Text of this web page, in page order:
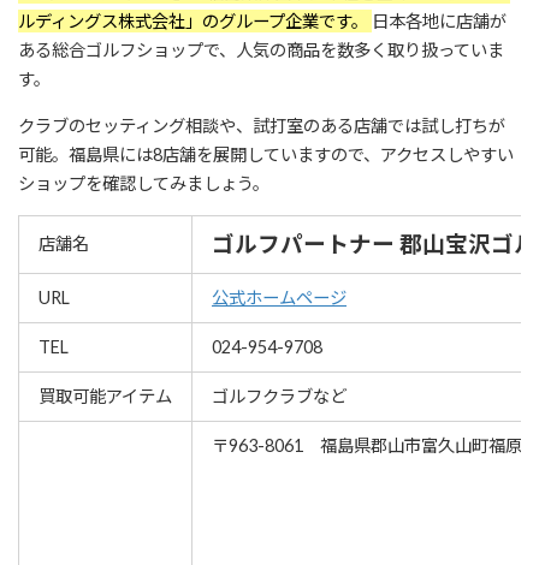
ルディングス株式会社」のグループ企業です。
日本各地に店舗が
ある総合ゴルフショップで、人気の商品を数多く取り扱っていま
す。
クラブのセッティング相談や、試打室のある店舗では試し打ちが
可能。福島県には8店舗を展開していますので、アクセスしやすい
ショップを確認してみましょう。
店舗名 ゴルフパートナー 郡山宝沢ゴ
URL 公式ホームページ
TEL 024-954-9708
買取可能アイテム ゴルフクラブなど
〒963-8061 福島県郡山市富久山町福原